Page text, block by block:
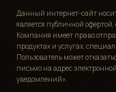
Данный интернет-сайт
является публичной
Компания имеет право
продуктах и услугах,
Пользователь может
письмо на адрес
уведомлений».